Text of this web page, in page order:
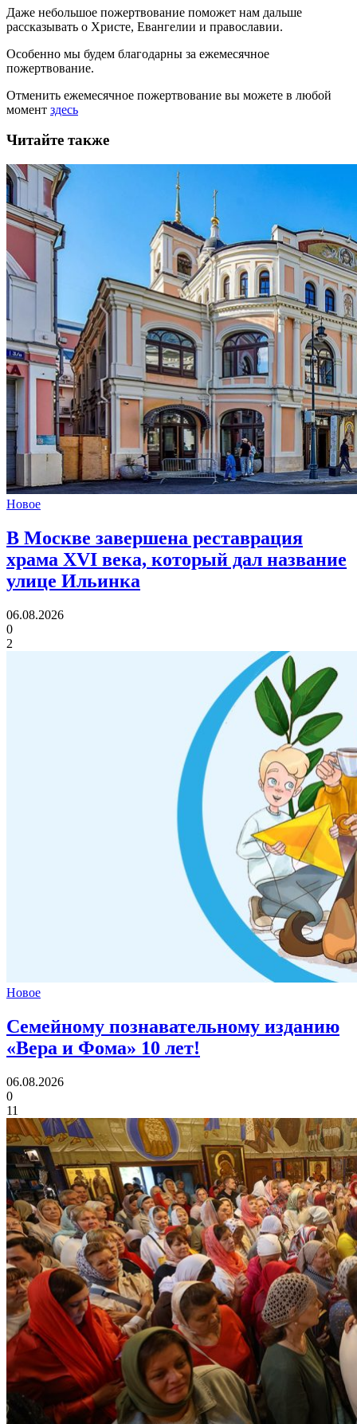
Даже небольшое пожертвование поможет нам дальше
рассказывать о Христе, Евангелии и православии.
Особенно мы будем благодарны за ежемесячное
пожертвование.
Отменить ежемесячное пожертвование вы можете в любой
момент здесь
Читайте также
Новое
В Москве завершена реставрация
храма XVI века, который дал название
улице Ильинка
06.08.2026
0
2
Новое
Семейному познавательному изданию
«Вера и Фома» 10 лет!
06.08.2026
0
11